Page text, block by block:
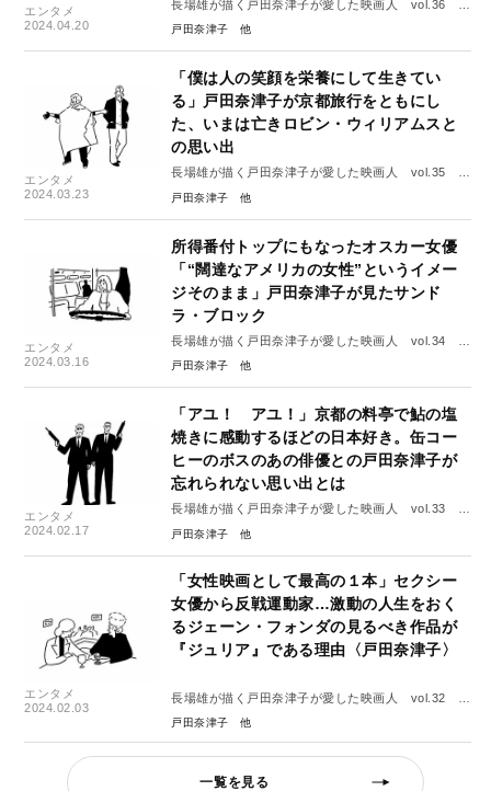
エンタメ
2024.04.20
長場雄が描く戸田奈津子が愛した映画人 vol.36 ヘ
レン・ミレン
戸田奈津子
エンタメ
2024.03.23
「僕は人の笑顔を栄養にして生きてい
る」戸田奈津子が京都旅行をともにし
た、いまは亡きロビン・ウィリアムスと
の思い出
長場雄が描く戸田奈津子が愛した映画人 vol.35 ロ
ビン・ウィリアムズ
戸田奈津子
エンタメ
2024.03.16
所得番付トップにもなったオスカー女優
「“闊達なアメリカの女性”というイメー
ジそのまま」戸田奈津子が見たサンド
ラ・ブロック
長場雄が描く戸田奈津子が愛した映画人 vol.34 サ
ンドラ・ブロック
戸田奈津子
エンタメ
2024.02.17
「アユ！ アユ！」京都の料亭で鮎の塩
焼きに感動するほどの日本好き。缶コー
ヒーのボスのあの俳優との戸田奈津子が
忘れられない思い出とは
長場雄が描く戸田奈津子が愛した映画人 vol.33 ト
ミー・リー・ジョーンズ
戸田奈津子
エンタメ
2024.02.03
「女性映画として最高の１本」セクシー
女優から反戦運動家…激動の人生をおく
るジェーン・フォンダの見るべき作品が
『ジュリア』である理由〈戸田奈津子〉
長場雄が描く戸田奈津子が愛した映画人 vol.32 ジ
ェーン・フォンダ
戸田奈津子
一覧を見る